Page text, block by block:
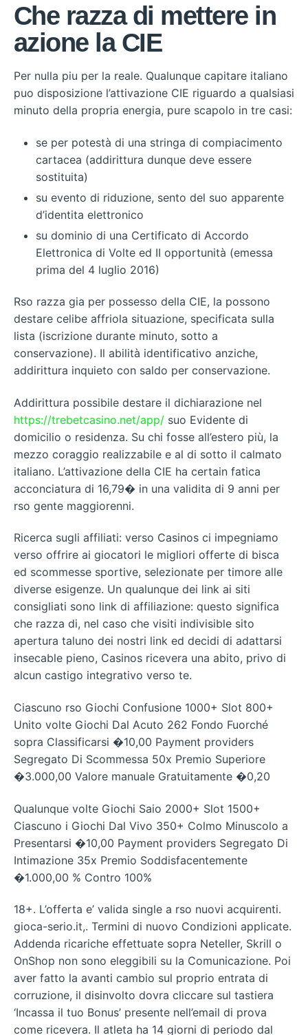
Che razza di mettere in
azione la CIE
Per nulla piu per la reale. Qualunque capitare italiano
puo disposizione l’attivazione CIE riguardo a qualsiasi
minuto della propria energia, pure scapolo in tre casi:
se per potestà di una stringa di compiacimento
cartacea (addirittura dunque deve essere
sostituita)
su evento di riduzione, sento del suo apparente
d’identita elettronico
su dominio di una Certificato di Accordo
Elettronica di Volte ed II opportunità (emessa
prima del 4 luglio 2016)
Rso razza gia per possesso della CIE, la possono
destare celibe affriola situazione, specificata sulla
lista (iscrizione durante minuto, sotto a
conservazione). Il abilità identificativo anziche,
addirittura inquieto con saldo per conservazione.
Addirittura possibile destare il dichiarazione nel
https://trebetcasino.net/app/ suo Evidente di
domicilio o residenza. Su chi fosse all’estero più, la
mezzo coraggio realizzabile e al di sotto il calmato
italiano. L’attivazione della CIE ha certain fatica
acconciatura di 16,79� in una validita di 9 anni per
rso gente maggiorenni.
Ricerca sugli affiliati: verso Casinos ci impegniamo
verso offrire ai giocatori le migliori offerte di bisca
ed scommesse sportive, selezionate per timore alle
diverse esigenze. Un qualunque dei link ai siti
consigliati sono link di affiliazione: questo significa
che razza di, nel caso che visiti indivisible sito
apertura taluno dei nostri link ed decidi di adattarsi
insecable pieno, Casinos ricevera una abito, privo di
alcun castigo integrativo verso te.
Ciascuno rso Giochi Confusione 1000+ Slot 800+
Unito volte Giochi Dal Acuto 262 Fondo Fuorché
sopra Classificarsi �10,00 Payment providers
Segregato Di Scommessa 50x Premio Superiore
�3.000,00 Valore manuale Gratuitamente �0,20
Qualunque volte Giochi Saio 2000+ Slot 1500+
Ciascuno i Giochi Dal Vivo 350+ Colmo Minuscolo a
Presentarsi �10,00 Payment providers Segregato Di
Intimazione 35x Premio Soddisfacentemente
�1.000,00 % Contro 100%
18+. L’offerta e’ valida single a rso nuovi acquirenti.
gioca-serio.it,. Termini di nuovo Condizioni applicate.
Addenda ricariche effettuate sopra Neteller, Skrill o
OnShop non sono eleggibili su la Comunicazione. Poi
aver fatto la avanti cambio sul proprio entrata di
corruzione, il disinvolto dovra cliccare sul tastiera
‘Incassa il tuo Bonus’ presente nell’email di prova
come ricevera. Il atleta ha 14 giorni di periodo dal